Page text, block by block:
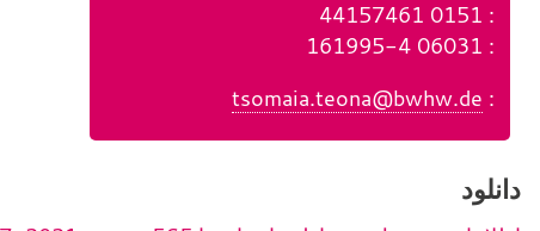
ل
ف
ت
ل
ن
ه
ر
: 0151 44157461
ف
س
: 06031 161995-4
ا
ی
ل
:
tsomaia.teona@bwhw.de
دانلود